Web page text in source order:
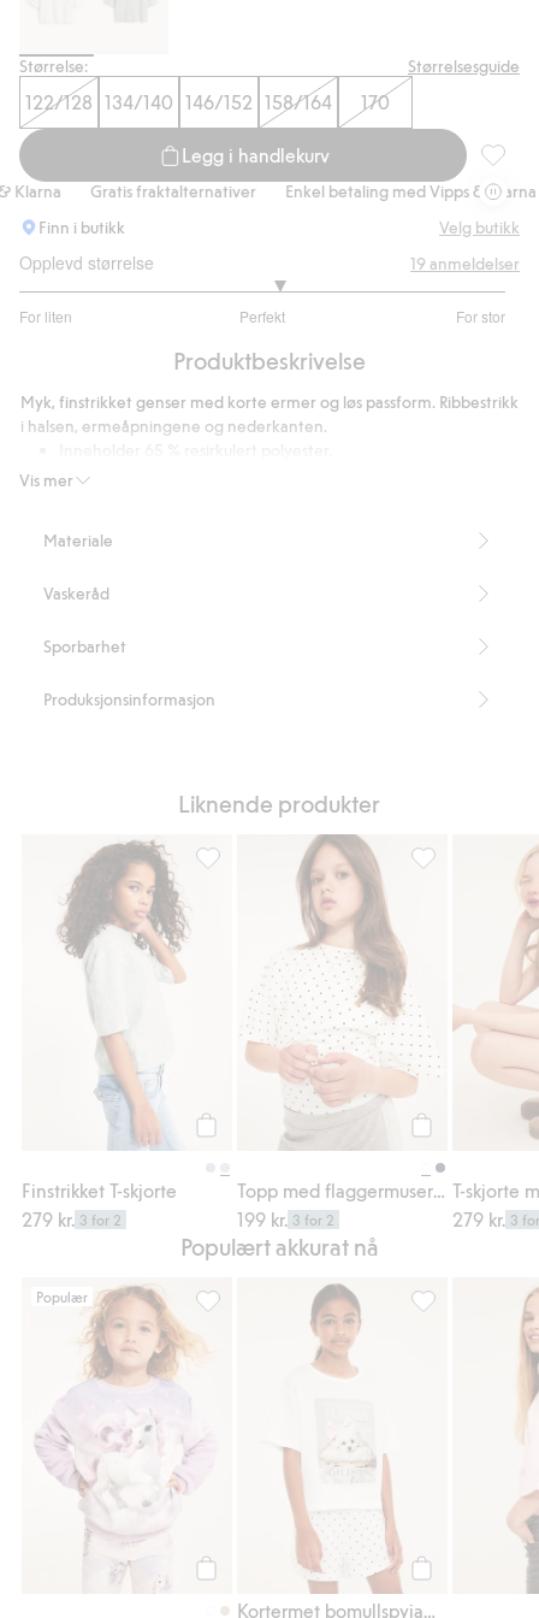
Størrelse: Størrelsesguide
122/128 134/140 146/152 158/164 170
Legg i handlekurv
Gratis fraktalternativer
Enkel betaling med Vipps & Klarna
Finn i butikk
Velg butikk
Opplevd størrelse
For liten Perfekt For stor
av
15
stemmer
19 anmeldelser
Produktbeskrivelse
Vis mer
Myk, finstrikket genser med korte ermer og løs passform. Ribbestrikk
i halsen, ermeåpningene og nederkanten.
Artikkelnummer
Materiale
Vaskeråd
Sporbarhet
Produksjonsinformasjon
Liknende produkter
Finstrikket T-skjorte
279 kr. 3 for 2
Finstrikket T-skjorte, Legg til i favoriter
199 kr. 3 for 2
Topp med
T-skjorte
279 kr. 3
Populært akkurat nå
Populær
Genser med enhjørning, Legg til i
Kortermet